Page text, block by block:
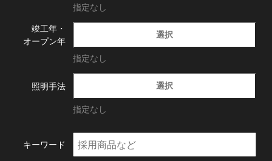
指定なし
竣工年・
オープン年
選択
指定なし
照明手法 選択
指定なし
キーワード